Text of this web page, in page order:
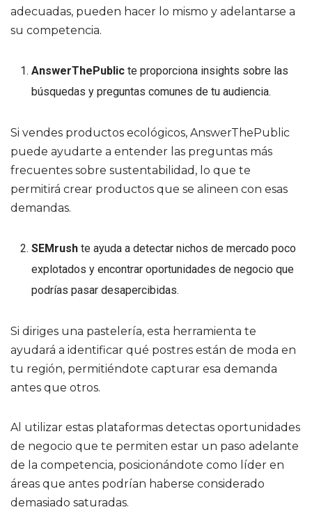
adecuadas, pueden hacer lo mismo y adelantarse a
su competencia.
AnswerThePublic te proporciona insights sobre las
búsquedas y preguntas comunes de tu audiencia.
Si vendes productos ecológicos, AnswerThePublic
puede ayudarte a entender las preguntas más
frecuentes sobre sustentabilidad, lo que te
permitirá crear productos que se alineen con esas
demandas.
SEMrush te ayuda a detectar nichos de mercado poco
explotados y encontrar oportunidades de negocio que
podrías pasar desapercibidas.
Si diriges una pastelería, esta herramienta te
ayudará a identificar qué postres están de moda en
tu región, permitiéndote capturar esa demanda
antes que otros.
Al utilizar estas plataformas detectas oportunidades
de negocio que te permiten estar un paso adelante
de la competencia, posicionándote como líder en
áreas que antes podrían haberse considerado
demasiado saturadas.